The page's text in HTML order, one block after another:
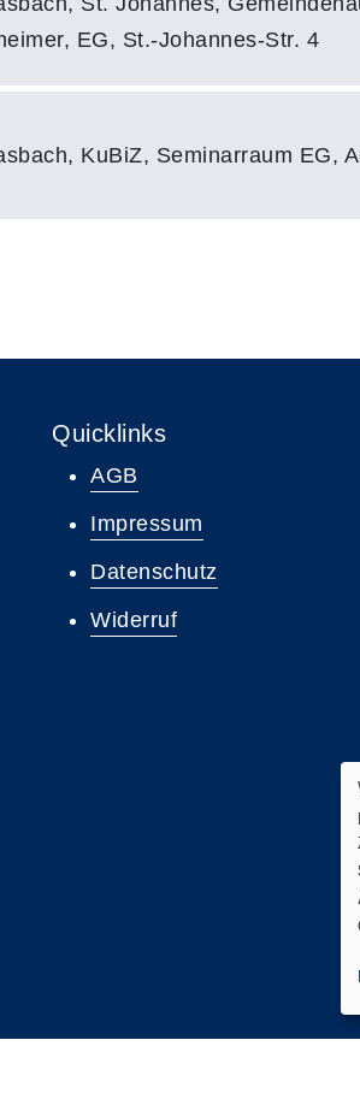
EG, St.-Johannes-Str. 4
KuBiZ, Seminarraum EG,
Quicklinks
AGB
Impressum
Datenschutz
Widerruf